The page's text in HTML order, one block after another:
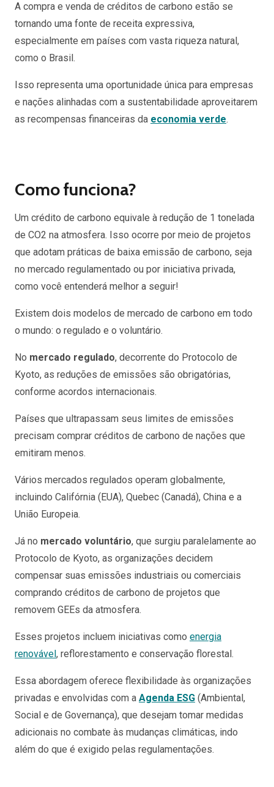
A compra e venda de créditos de carbono estão se
tornando uma fonte de receita expressiva,
especialmente em países com vasta riqueza natural,
como o Brasil.
Isso representa uma oportunidade única para empresas
e nações alinhadas com a sustentabilidade aproveitarem
as recompensas financeiras da economia verde.
Como funciona?
Um crédito de carbono equivale à redução de 1 tonelada
de CO2 na atmosfera. Isso ocorre por meio de projetos
que adotam práticas de baixa emissão de carbono, seja
no mercado regulamentado ou por iniciativa privada,
como você entenderá melhor a seguir!
Existem dois modelos de mercado de carbono em todo
o mundo: o regulado e o voluntário.
No mercado regulado, decorrente do Protocolo de
Kyoto, as reduções de emissões são obrigatórias,
conforme acordos internacionais.
Países que ultrapassam seus limites de emissões
precisam comprar créditos de carbono de nações que
emitiram menos.
Vários mercados regulados operam globalmente,
incluindo Califórnia (EUA), Quebec (Canadá), China e a
União Europeia.
Já no mercado voluntário, que surgiu paralelamente ao
Protocolo de Kyoto, as organizações decidem
compensar suas emissões industriais ou comerciais
comprando créditos de carbono de projetos que
removem GEEs da atmosfera.
Esses projetos incluem iniciativas como energia
renovável, reflorestamento e conservação florestal.
Essa abordagem oferece flexibilidade às organizações
privadas e envolvidas com a Agenda ESG (Ambiental,
Social e de Governança), que desejam tomar medidas
adicionais no combate às mudanças climáticas, indo
além do que é exigido pelas regulamentações.